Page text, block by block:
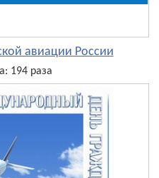
авиации России
194 раза